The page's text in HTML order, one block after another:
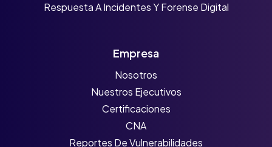
Respuesta A Incidentes Y Forense Digital
Empresa
Nosotros
Nuestros Ejecutivos
Certificaciones
CNA
Reportes De Vulnerabilidades